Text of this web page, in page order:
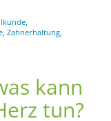
,
, Zahnerhaltung,
kann
tun?